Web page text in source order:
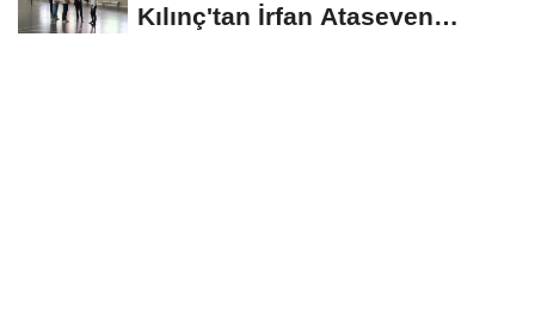
Kılınç'tan İrfan Ataseven